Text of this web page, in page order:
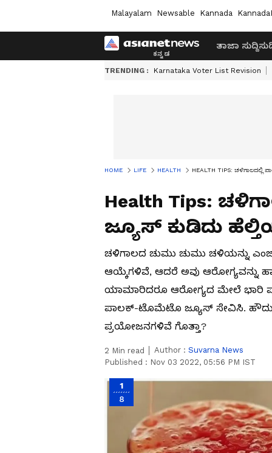
Malayalam Newsable Kannada
ತಾಜಾ ಸುದ್ದಿ
TRENDING : Karnataka Voter List Revision
HOME LIFE HEALTH HEALTH TIPS: ಚಳಿಗಾಲದಲ್ಲಿ
Health Tips:
ಜ್ಯೂಸ್ ಕುಡಿದು
ಚಳಿಗಾಲದ ಚುಮು ಚುಮು ಚಳಿಯನ್ನು
ಆಯ್ಕೆಗಳಿವೆ, ಆದರೆ ಅವು ಆರೋಗ್ಯವನ್ನು
ಯಾಮಾರಿದರೂ ಆರೋಗ್ಯದ ಮೇಲೆ ಭಾರಿ
ಪಾಲಕ್-ಟೊಮೆಟೊ ಜ್ಯೂಸ್ ಸೇವಿಸಿ.
ಪ್ರಯೋಜನಗಳಿವೆ ಗೊತ್ತಾ?
2 Min read Author : Suvarna News
Published : Nov 03 2022, 05:56 PM IST
1
8